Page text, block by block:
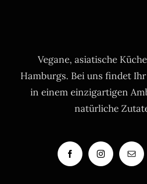
Vegane, asiatische
Hamburgs. Bei uns findet Ihr
in einem einzigartigen
natürliche